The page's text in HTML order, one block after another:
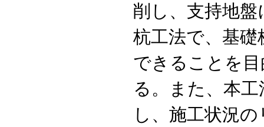
削し、支持地
杭工法で、基
できることを
る。また、本
し、施工状況